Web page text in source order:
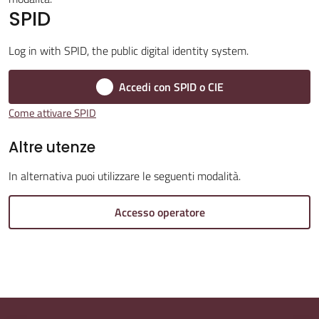
Amministrazione
gli
argomenti...
Seguici
SPID
Log in with SPID, the public digital identity system.
Accedi con SPID o CIE
Come attivare SPID
Altre utenze
In alternativa puoi utilizzare le seguenti modalità.
Accesso operatore